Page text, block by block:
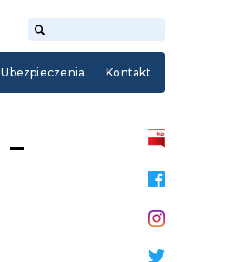
Ubezpieczenia Kontakt